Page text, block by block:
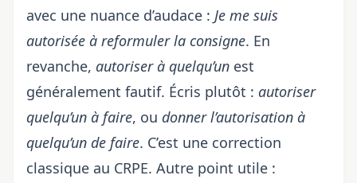
avec une nuance d’audace : Je me suis
autorisée à reformuler la consigne. En
revanche, autoriser à quelqu’un est
généralement fautif. Écris plutôt : autoriser
quelqu’un à faire, ou donner l’autorisation à
quelqu’un de faire. C’est une correction
classique au CRPE. Autre point utile :